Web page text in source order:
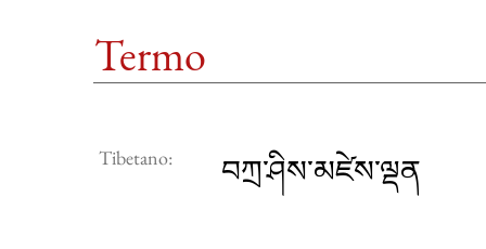
Termo
Tibetano: བཀྲ་ཤིས་མཛེས་ལྡན